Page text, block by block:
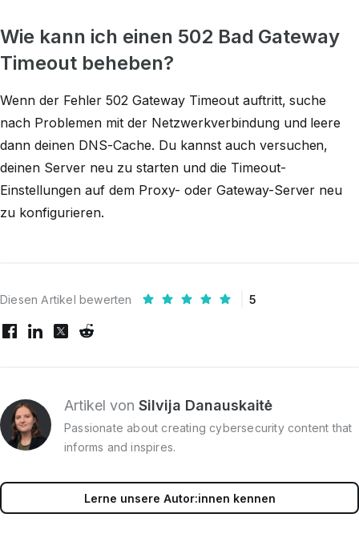
Wie kann ich einen 502 Bad Gateway
Timeout beheben?
Wenn der Fehler 502 Gateway Timeout auftritt, suche
nach Problemen mit der Netzwerkverbindung und leere
dann deinen DNS-Cache. Du kannst auch versuchen,
deinen Server neu zu starten und die Timeout-
Einstellungen auf dem Proxy- oder Gateway-Server neu
zu konfigurieren.
Diesen Artikel bewerten 5
Artikel von Silvija Danauskaitė
Passionate about creating cybersecurity content that
informs and inspires.
Lerne unsere Autor:innen kennen